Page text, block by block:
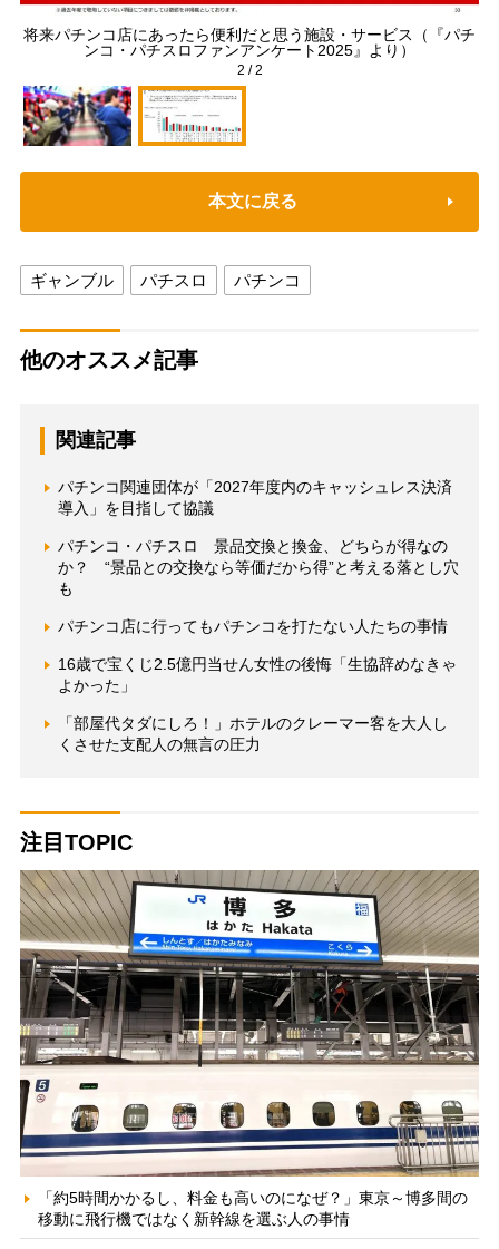
将来パチンコ店にあったら便利だと思う施設・サービス（『パチ
ンコ・パチスロファンアンケート2025』より）
2 /2
本文に戻る
ギャンブル パチスロ パチンコ
他のオススメ記事
関連記事
パチンコ関連団体が「2027年度内のキャッシュレス決済
導入」を目指して協議
パチンコ・パチスロ 景品交換と換金、どちらが得なの
か？ “景品との交換なら等価だから得”と考える落とし穴
も
パチンコ店に行ってもパチンコを打たない人たちの事情
16歳で宝くじ2.5億円当せん女性の後悔「生協辞めなきゃ
よかった」
「部屋代タダにしろ！」ホテルのクレーマー客を大人し
くさせた支配人の無言の圧力
注目TOPIC
「約5時間かかるし、料金も高いのになぜ？」東京～博多間の
移動に飛行機ではなく新幹線を選ぶ人の事情